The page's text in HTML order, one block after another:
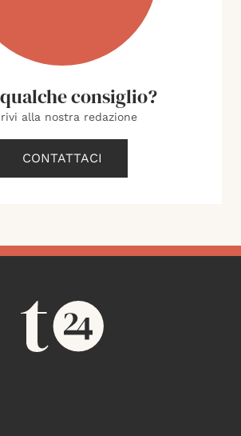
consiglio?
alla nostra redazione
CONTATTACI